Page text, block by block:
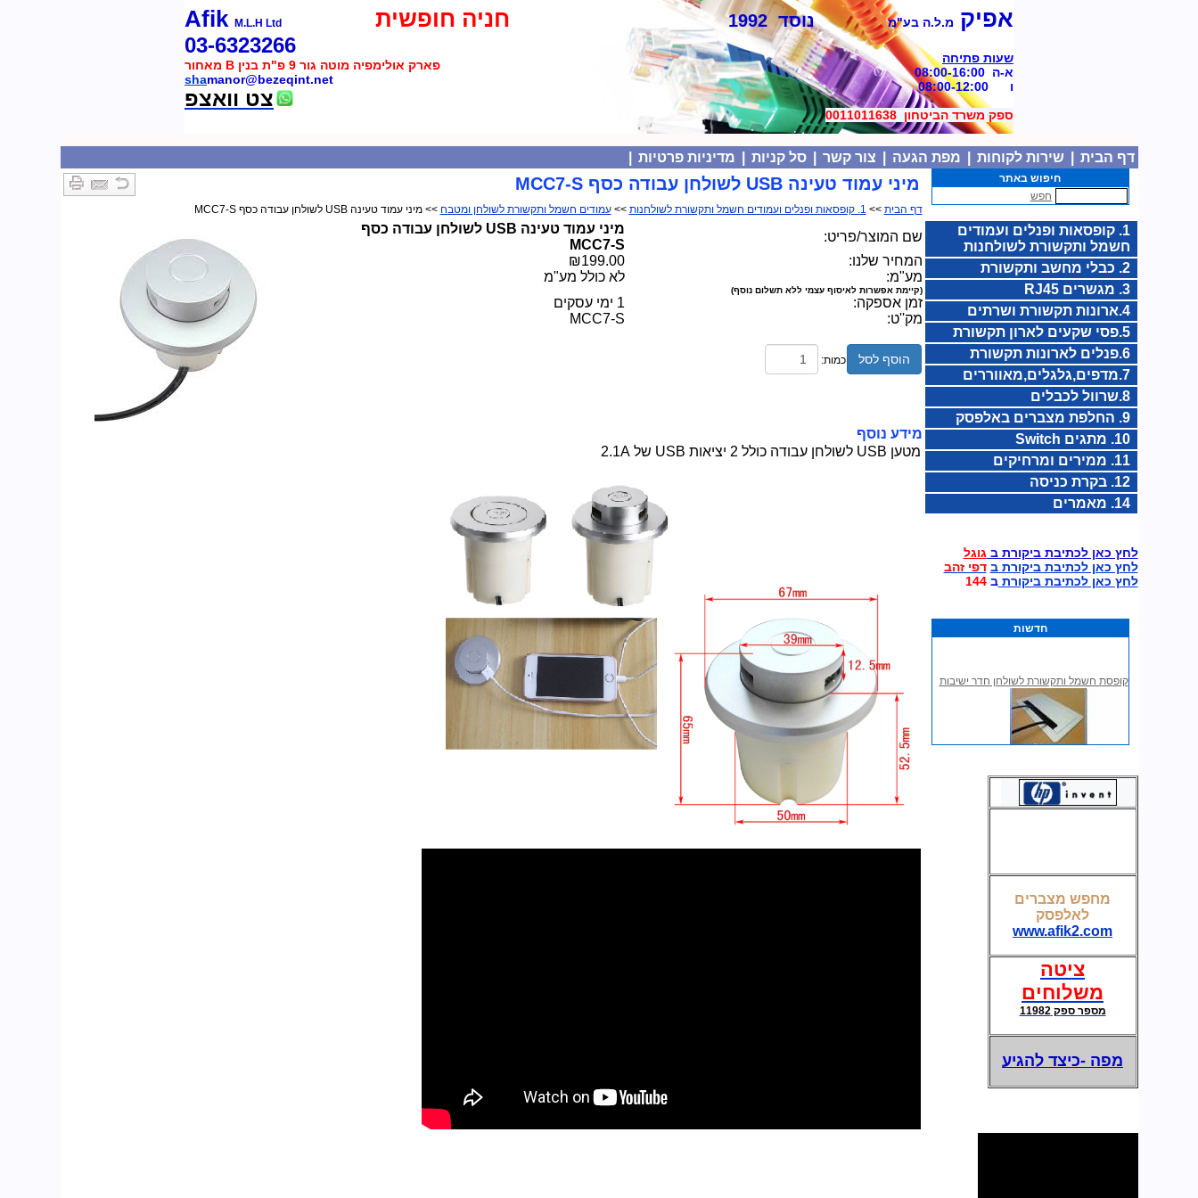
אפיק מ.ל.ה בע"מ נוסד 1992 חניה חופשית M.L.H Ltd
03-6323266
פארק אולימפיה מוטה גור 9 פ"ת בנין B מאחור
shamanor@bezeqint.net
צט וואצפ
שעות פתיחה
א-ה 08:00-16:00
ו 08:00-12:00
ספק משרד הביטחון 0011011638
דף הבית שירות לקוחות מפת הגעה צור קשר סל קניות מדיניות פרטיות
חיפוש באתר
חפש
1. קופסאות ופנלים ועמודים
חשמל ותקשורת לשולחנות
2. כבלי מחשב ותקשורת
3. מגשרים RJ45
4.ארונות תקשורת ושרתים
5.פסי שקעים לארון תקשורת
6.פנלים לארונות תקשורת
7.מדפים,גלגלים,מאווררים
8.שרוול לכבלים
9. החלפת מצברים באלפסק
10. מתגים Switch
11. ממירים ומרחיקים
12. בקרת כניסה
14. מאמרים
לחץ כאן לכתיבת ביקורת ב גוגל
לחץ כאן לכתיבת ביקורת ב דפי זהב
לחץ כאן לכתיבת ביקורתב144
חדשות
קופסת חשמל ותקשורת לשולחן חדר ישיבות
קופסת חשמל ותקשורת לשולחן חדר ישיבות
מצברים לאל פסק-UPS
מחפש מצברים
לאלפסק
www.afik2.com
ציטה
משלוחים
מספר ספק 11982
מפה -כיצד להגיע
מיני עמוד טעינה USB לשולחן עבודה כסף MCC7-S
דף הבית >> 1. קופסאות ופנלים ועמודים חשמל ותקשורת לשולחנות >>עמודים חשמל ותקשורת לשולחן ומטבח >> מיני עמוד טעינה USB לשולחן עבודה כסף MCC7-S
שם המוצר/פריט:
מיני עמוד טעינה USB לשולחן עבודה כסף
MCC7-S
המחיר שלנו:
₪199.00
מע"מ:
לא כולל מע"מ
(קיימת אפשרות לאיסוף עצמי ללא תשלום נוסף)
זמן אספקה:
1 ימי עסקים
מק''ט:
MCC7-S
הוסף לסל כמות:
מידע נוסף
מטען USB לשולחן עבודה כולל 2 יציאות USB של 2.1A